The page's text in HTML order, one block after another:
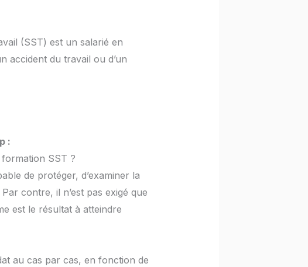
(SST) est un salarié en
accident du travail ou d’un
:
SST ?
de protéger, d’examiner la
contre, il n’est pas exigé que
est le résultat à atteindre
au cas par cas, en fonction de